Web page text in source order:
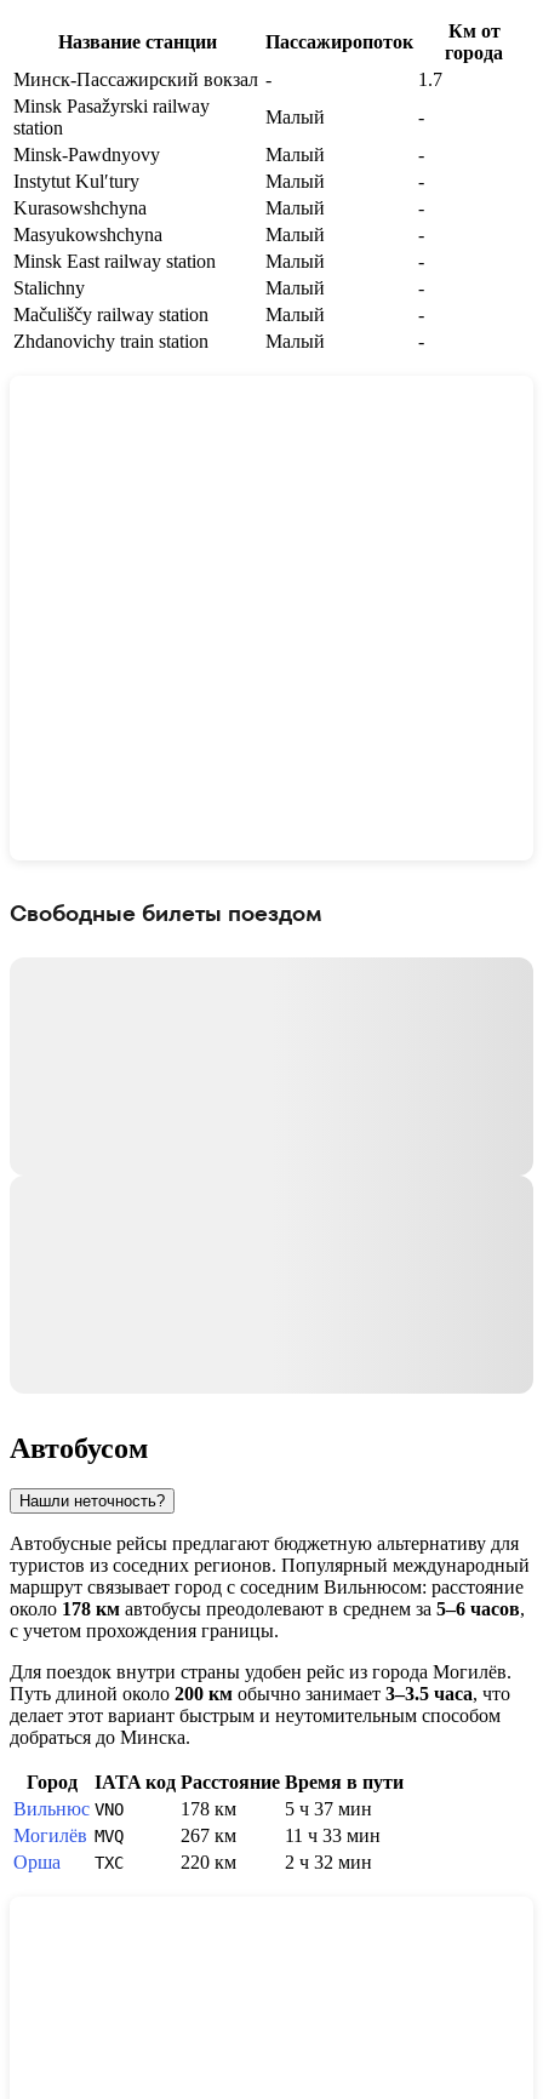
Название станции Пассажиропоток
Км от
города
Минск-Пассажирский вокзал -
1.7
Minsk Pasažyrski railway
station
Малый
-
Minsk-Pawdnyovy
Малый
-
Instytut Kul′tury
Малый
-
Kurasowshchyna
Малый
-
Masyukowshchyna
Малый
-
Minsk East railway station
Малый
-
Stalichny
Малый
-
Mačuliščy railway station
Малый
-
Zhdanovichy train station
Малый -
Свободные билеты поездом
Автобусом
Нашли неточность?
Автобусные рейсы предлагают бюджетную альтернативу для
туристов из соседних регионов. Популярный международный
маршрут связывает город с соседним Вильнюсом: расстояние
около 178 км автобусы преодолевают в среднем за 5–6 часов,
с учетом прохождения границы.
Для поездок внутри страны удобен рейс из города Могилёв.
Путь длиной около 200 км обычно занимает 3–3.5 часа, что
делает этот вариант быстрым и неутомительным способом
добраться до Минска.
Город IATA код Расстояние Время в пути
Вильнюс VNO 178 км
5 ч 37 мин
Могилёв MVQ 267 км
11 ч 33 мин
Орша
TXC 220 км 2 ч 32 мин